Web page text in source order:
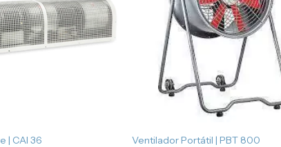
| CAI 36 Ventilador Portátil | PBT 800